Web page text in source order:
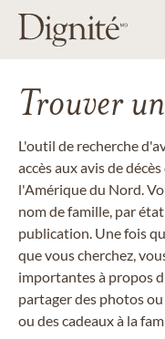
Trouver
L'outil de recherche
accès aux avis de
l'Amérique du Nord.
nom de famille, par
publication. Une fois
que vous cherchez,
importantes à propos
partager des photos
ou des cadeaux à la